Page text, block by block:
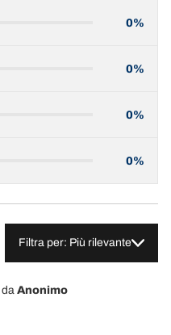
0%
0%
0%
0%
Filtra per: Più rilevante
da Anonimo